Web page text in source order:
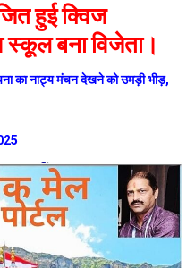
हुई क्विज
स्कूल बना विजेता।
का नाट्य मंचन देखने को उमड़ी भीड़,